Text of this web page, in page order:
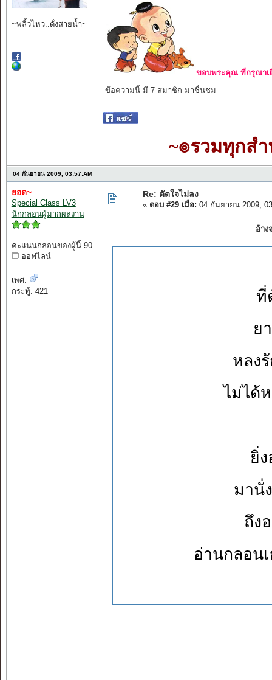
~พลิ้วไหว..ดั่งสายน้ำ~
ขอบพระคุณ ที่กรุณาเ
ข้อความนี้ มี 7 สมาชิก มาชื่นชม
~๏รวมทุกส
04 กันยายน 2009, 03:57:AM
ยอด~
Special Class LV3
นักกลอนผู้มากผลงาน
คะแนนกลอนของผู้นี้ 90
ออฟไลน์
เพศ:
กระทู้: 421
Re: ตัดใจไม่ลง
« ตอบ #29 เมื่อ: 04 กันยายน 2009,
อ้าง
ที่
ย
หลง
ไม่ได้
ยิ่
มานั่
ถึง
อ่านกลอน